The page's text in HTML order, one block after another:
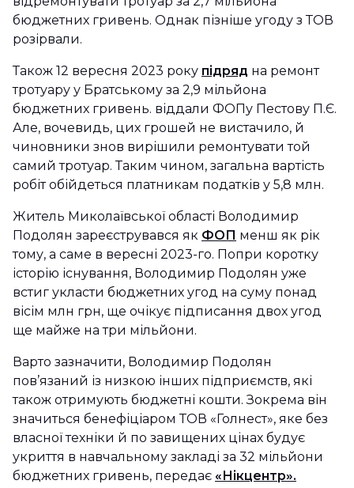
бюджетних гривень. Однак пізніше угоду з ТОВ
розірвали.
Також 12 вересня 2023 року підряд на ремонт
тротуару у Братському за 2,9 мільйона
бюджетних гривень. віддали ФОПу Пестову П.Є.
Але, вочевидь, цих грошей не вистачило, й
чиновники знов вирішили ремонтувати той
самий тротуар. Таким чином, загальна вартість
робіт обійдеться платникам податків у 5,8 млн.
Житель Миколаївської області Володимир
Подолян зареєструвався як ФОП менш як рік
тому, а саме в вересні 2023-го. Попри коротку
історію існування, Володимир Подолян уже
встиг укласти бюджетних угод на суму понад
вісім млн грн, ще очікує підписання двох угод
ще майже на три мільйони.
Варто зазначити, Володимир Подолян
пов’язаний із низкою інших підприємств, які
також отримують бюджетні кошти. Зокрема він
значиться бенефіціаром ТОВ «Голнест», яке без
власної техніки й по завищених цінах будує
укриття в навчальному закладі за 32 мільйони
бюджетних гривень, передає «Нікцентр».